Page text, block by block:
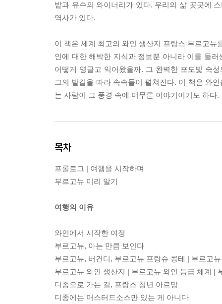
밭과 유수의 와이너리가 있다. 우리의 삶 곳곳에
역사가 있다.
이 책은 세계 최고의 와인 생산지 프랑스 부르고
인에 대한 해박한 지식과 정보뿐 아니라 이를 둘
어떻게 영글고 익어왔을까. 그 완벽한 포도빛 숙
그의 발길을 따라 속속들이 펼쳐진다. 이 책은 와
는 사람이 그 풍경 속에 머무른 이야기이기도 하다.
목차
프롤로그 | 여행을 시작하며
부르고뉴 미리 알기
여행의 이유
와인에서 시작한 여정
부르고뉴, 아는 만큼 보인다
부르고뉴, 버건디, 부르고뉴 프랑슈 콩테 | 부르고
부르고뉴 와인 생산지 | 부르고뉴 와인 등급 체계 |
디종으로 가는 길, 프랑스 청년 아르망
디종에는 머스터드소스만 있는 게 아니다